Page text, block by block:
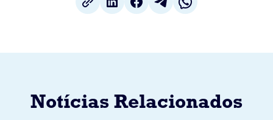
Notícias Relacionados